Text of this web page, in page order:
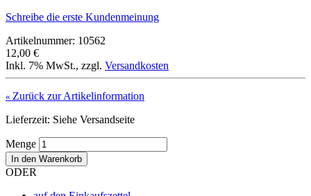
Schreibe die erste Kundenmeinung
Artikelnummer: 10562
12,00 €
Inkl. 7% MwSt., zzgl. Versandkosten
« Zurück zur Artikelinformation
Lieferzeit: Siehe Versandseite
Menge
In den Warenkorb
ODER